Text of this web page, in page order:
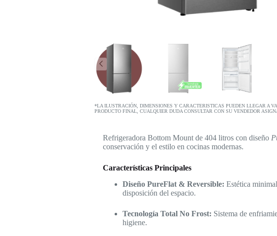
*LA ILUSTRACIÓN, DIMENSIONES Y CARACTERISTICAS PUEDEN LLEGAR A
PRODUCTO FINAL, CUALQUIER DUDA CONSULTAR CON SU VENDEDOR
Refrigeradora Bottom Mount de 404 litros con diseño
conservación y el estilo en cocinas modernas.
Características Principales
Diseño PureFlat & Reversible: Estética
disposición del espacio.
Tecnología Total No Frost: Sistema de
higiene.